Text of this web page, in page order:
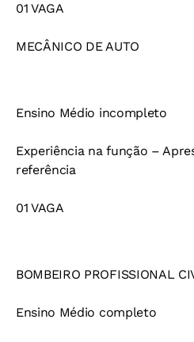
01 VAGA
MECÂNICO DE AUTO
Ensino Médio incompleto
Experiência na função –
referência
01 VAGA
BOMBEIRO PROFISSIONAL
Ensino Médio completo